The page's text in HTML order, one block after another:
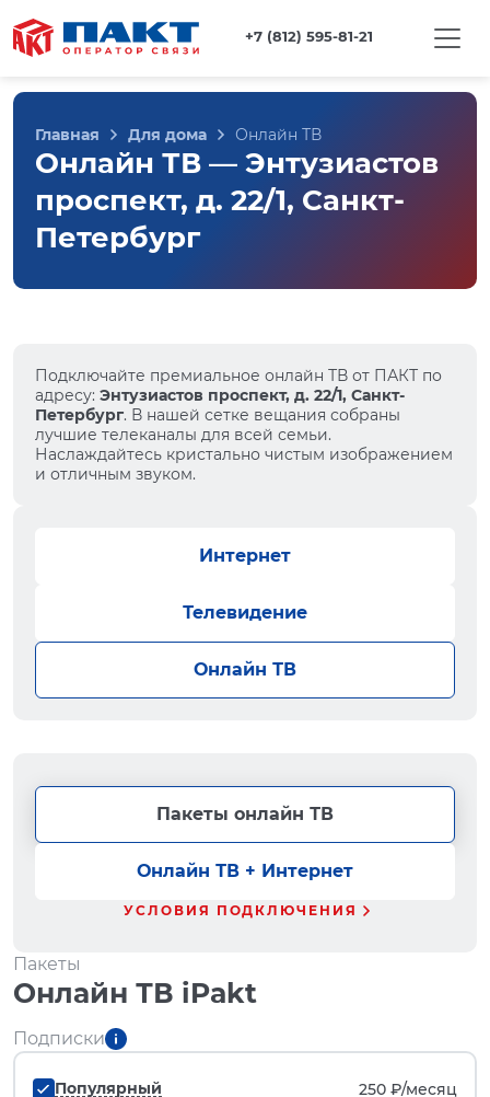
+7 (812) 595-81-21
Главная Для дома Онлайн ТВ
Онлайн ТВ — Энтузиастов
проспект, д. 22/1, Санкт-
Петербург
Подключайте премиальное онлайн ТВ от ПАКТ по
адресу: Энтузиастов проспект, д. 22/1, Санкт-
Петербург. В нашей сетке вещания собраны
лучшие телеканалы для всей семьи.
Наслаждайтесь кристально чистым изображением
и отличным звуком.
Интернет
Телевидение
Онлайн ТВ
Пакеты онлайн ТВ
Онлайн ТВ + Интернет
УСЛОВИЯ ПОДКЛЮЧЕНИЯ
Пакеты
Онлайн ТВ iPakt
Подписки
Популярный 250 ₽/месяц